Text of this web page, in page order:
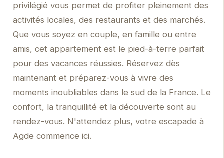
privilégié vous permet de profiter pleinement des
activités locales, des restaurants et des marchés.
Que vous soyez en couple, en famille ou entre
amis, cet appartement est le pied-à-terre parfait
pour des vacances réussies. Réservez dès
maintenant et préparez-vous à vivre des
moments inoubliables dans le sud de la France. Le
confort, la tranquillité et la découverte sont au
rendez-vous. N'attendez plus, votre escapade à
Agde commence ici.